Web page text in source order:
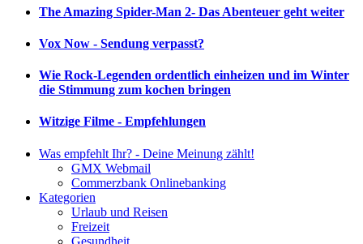
The Amazing Spider-Man 2- Das Abenteuer geht weiter
Vox Now - Sendung verpasst?
Wie Rock-Legenden ordentlich einheizen und im Winter
die Stimmung zum kochen bringen
Witzige Filme - Empfehlungen
Was empfehlt Ihr? - Deine Meinung zählt!
GMX Webmail
Commerzbank Onlinebanking
Kategorien
Urlaub und Reisen
Freizeit
Gesundheit